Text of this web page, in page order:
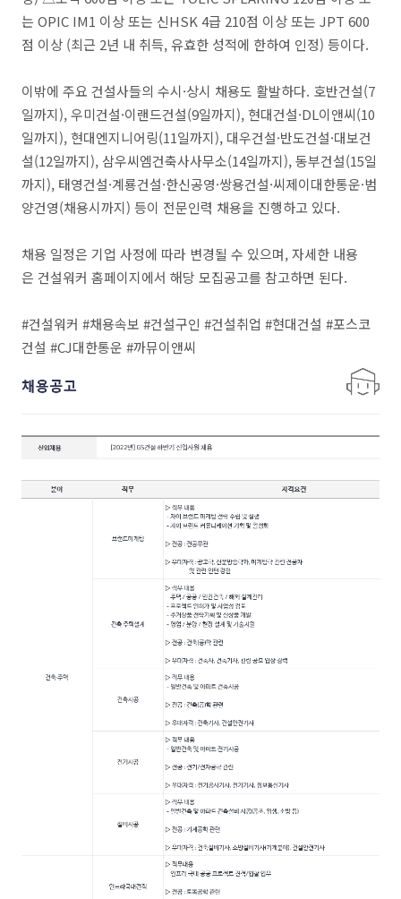
는 OPIC IM1 이상 또는 신HSK 4급 210점 이상 또는 JPT 600
점 이상 (최근 2년 내 취득, 유효한 성적에 한하여 인정) 등이다.
이밖에 주요 건설사들의 수시·상시 채용도 활발하다. 호반건설(7
일까지), 우미건설·이랜드건설(9일까지), 현대건설·DL이앤씨(10
일까지), 현대엔지니어링(11일까지), 대우건설·반도건설·대보건
설(12일까지), 삼우씨엠건축사사무소(14일까지), 동부건설(15일
까지), 태영건설·계룡건설·한신공영·쌍용건설·씨제이대한통운·범
양건영(채용시까지) 등이 전문인력 채용을 진행하고 있다.
채용 일정은 기업 사정에 따라 변경될 수 있으며, 자세한 내용
은 건설워커 홈페이지에서 해당 모집공고를 참고하면 된다.
#건설워커 #채용속보 #건설구인 #건설취업 #현대건설 #포스코
건설 #CJ대한통운 #까뮤이앤씨